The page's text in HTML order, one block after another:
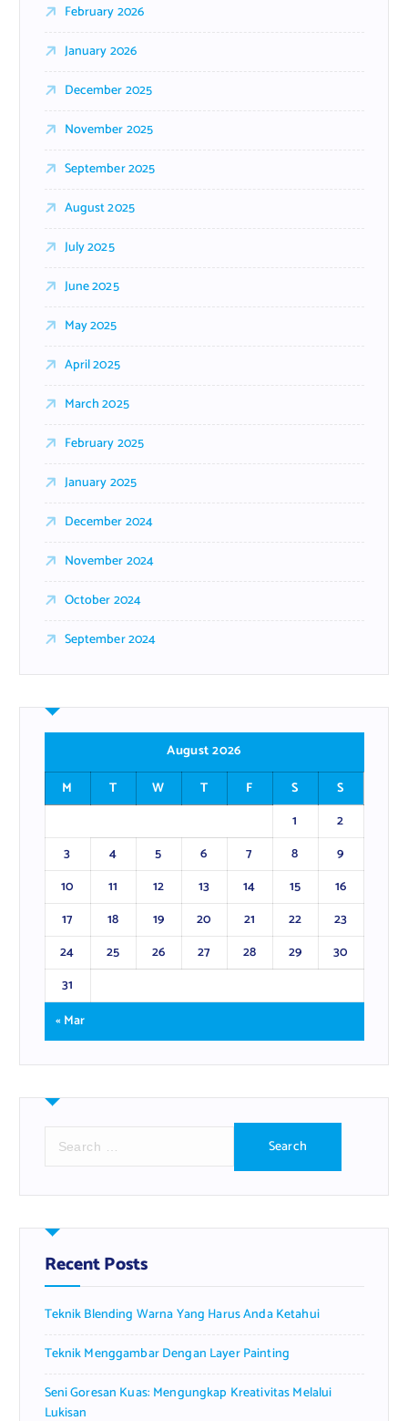
February 2026
January 2026
December 2025
November 2025
September 2025
August 2025
July 2025
June 2025
May 2025
April 2025
March 2025
February 2025
January 2025
December 2024
November 2024
October 2024
September 2024
August 2026
M
T W T F S
S
1
2
3
4 5 6 7 8
9
10
11 12 13 14 15
16
17
18 19 20 21 22
23
24
25 26 27 28 29
30
31
« Mar
r
h
f
o
:
Recent Posts
Teknik Blending Warna Yang Harus Anda Ketahui
Teknik Menggambar Dengan Layer Painting
Seni Goresan Kuas: Mengungkap Kreativitas Melalui
Lukisan